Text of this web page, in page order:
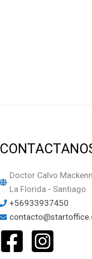
Doctor Calvo
La Florida - Santiago
+56933937450